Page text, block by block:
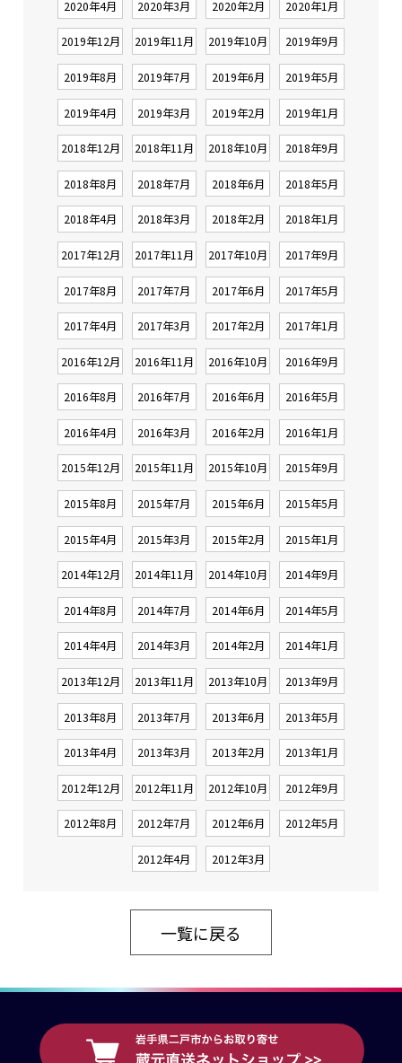
2020年4月 2020年3月 2020年2月 2020年1月
2019年12月 2019年11月 2019年10月 2019年9月
2019年8月 2019年7月 2019年6月 2019年5月
2019年4月 2019年3月 2019年2月 2019年1月
2018年12月 2018年11月 2018年10月 2018年9月
2018年8月 2018年7月 2018年6月 2018年5月
2018年4月 2018年3月 2018年2月 2018年1月
2017年12月 2017年11月 2017年10月 2017年9月
2017年8月 2017年7月 2017年6月 2017年5月
2017年4月 2017年3月 2017年2月 2017年1月
2016年12月 2016年11月 2016年10月 2016年9月
2016年8月 2016年7月 2016年6月 2016年5月
2016年4月 2016年3月 2016年2月 2016年1月
2015年12月 2015年11月 2015年10月 2015年9月
2015年8月 2015年7月 2015年6月 2015年5月
2015年4月 2015年3月 2015年2月 2015年1月
2014年12月 2014年11月 2014年10月 2014年9月
2014年8月 2014年7月 2014年6月 2014年5月
2014年4月 2014年3月 2014年2月 2014年1月
2013年12月 2013年11月 2013年10月 2013年9月
2013年8月 2013年7月 2013年6月 2013年5月
2013年4月 2013年3月 2013年2月 2013年1月
2012年12月 2012年11月 2012年10月 2012年9月
2012年8月 2012年7月 2012年6月 2012年5月
2012年4月 2012年3月
一覧に戻る